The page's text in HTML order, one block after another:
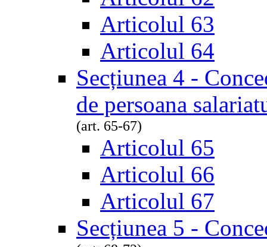
Articolul 63
Articolul 64
Secțiunea 4 -
de persoana
(art. 65-67)
Articolul 65
Articolul 66
Articolul 67
Secțiunea 5 -